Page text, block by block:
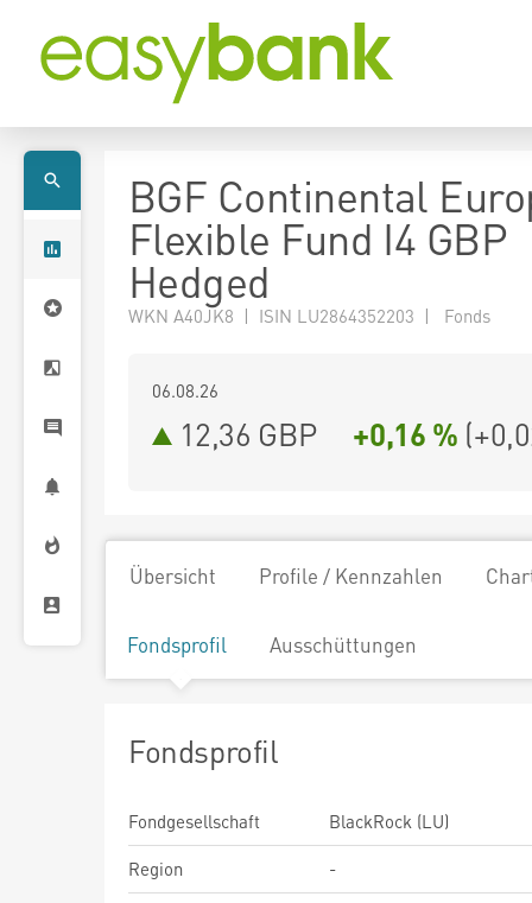
BGF Continental
Flexible Fund I4 GBP
Hedged
WKN A40JK8 | ISIN LU2864352203 | Fonds
06.08.26
12,36 GBP +0,16 % (
Übersicht Profile / Kennzahlen
Fondsprofil Ausschüttungen
Fondsprofil
Fondgesellschaft
BlackRock (LU)
Region
-